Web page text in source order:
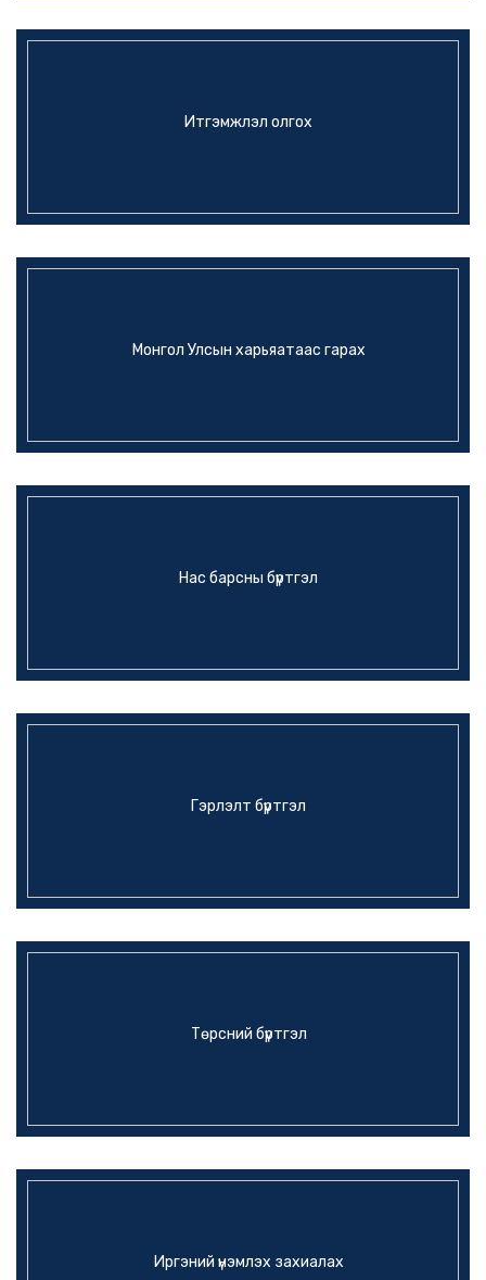
Итгэмжлэл олгох
Монгол Улсын харьяатаас гарах
Нас барсны бүртгэл
Гэрлэлт бүртгэл
Төрсний бүртгэл
Иргэний үнэмлэх захиалах